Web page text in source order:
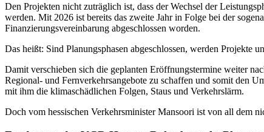
Den Projekten nicht zuträglich ist, dass der Wechsel der
werden. Mit 2026 ist bereits das zweite Jahr in Folge bei der
Finanzierungsvereinbarung abgeschlossen worden.
Das heißt: Sind Planungsphasen abgeschlossen, werden Projekte
Damit verschieben sich die geplanten Eröffnungstermine weiter
Regional- und Fernverkehrsangebote zu schaffen und somit den
mit ihm die klimaschädlichen Folgen, Staus und Verkehrslärm.
Doch vom hessischen Verkehrsminister Mansoori ist von all dem